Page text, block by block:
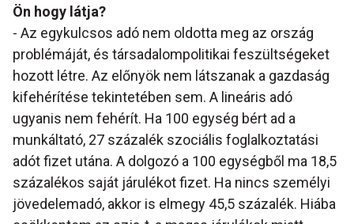
Ön hogy látja?
- Az egykulcsos adó nem oldotta meg az ország
problémáját, és társadalompolitikai feszültségeket
hozott létre. Az előnyök nem látszanak a gazdaság
kifehérítése tekintetében sem. A lineáris adó
ugyanis nem fehérít. Ha 100 egység bért ad a
munkáltató, 27 százalék szociális foglalkoztatási
adót fizet utána. A dolgozó a 100 egységből ma 18,5
százalékos saját járulékot fizet. Ha nincs személyi
jövedelemadó, akkor is elmegy 45,5 százalék. Hiába